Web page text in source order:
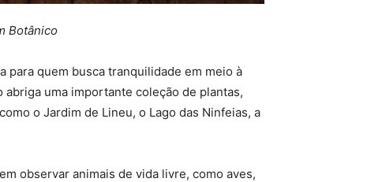
Botânico
para quem busca tranquilidade em meio à
uma importante coleção de plantas,
o Jardim de Lineu, o Lago das Ninfeias, a
observar animais de vida livre, como aves,